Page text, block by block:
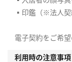
▪印鑑（※法人契
電子契約をご希
利用時の注意事項